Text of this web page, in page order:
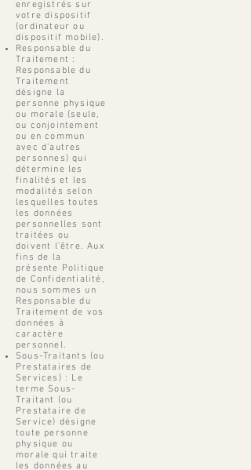
enregistrés sur
votre dispositif
(ordinateur ou
dispositif mobile).
Responsable du
Traitement :
Responsable du
Traitement
désigne la
personne physique
ou morale (seule,
ou conjointement
ou en commun
avec d’autres
personnes) qui
détermine les
finalités et les
modalités selon
lesquelles toutes
les données
personnelles sont
traitées ou
doivent l’être. Aux
fins de la
présente Politique
de Confidentialité,
nous sommes un
Responsable du
Traitement de vos
données à
caractère
personnel.
Sous-Traitants (ou
Prestataires de
Services) : Le
terme Sous-
Traitant (ou
Prestataire de
Service) désigne
toute personne
physique ou
morale qui traite
les données au